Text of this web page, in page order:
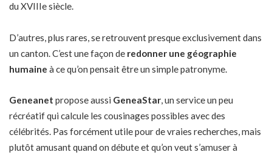
du XVIIIe siècle.
D’autres, plus rares, se retrouvent presque exclusivement dans
un canton. C’est une façon de redonner une géographie
humaine à ce qu’on pensait être un simple patronyme.
Geneanet propose aussi GeneaStar, un service un peu
récréatif qui calcule les cousinages possibles avec des
célébrités. Pas forcément utile pour de vraies recherches, mais
plutôt amusant quand on débute et qu’on veut s’amuser à